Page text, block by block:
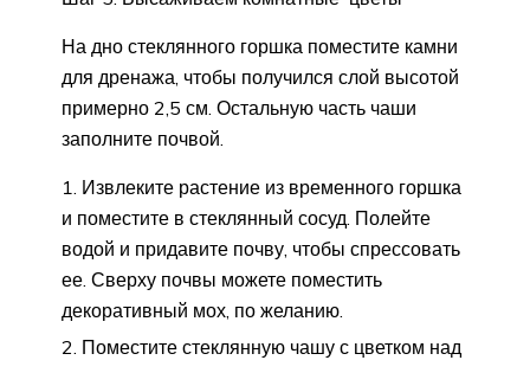
На дно стеклянного горшка поместите камни
для дренажа, чтобы получился слой высотой
примерно 2,5 см. Остальную часть чаши
заполните почвой.
Извлеките растение из временного горшка
и поместите в стеклянный сосуд. Полейте
водой и придавите почву, чтобы спрессовать
ее. Сверху почвы можете поместить
декоративный мох, по желанию.
Поместите стеклянную чашу с цветком над